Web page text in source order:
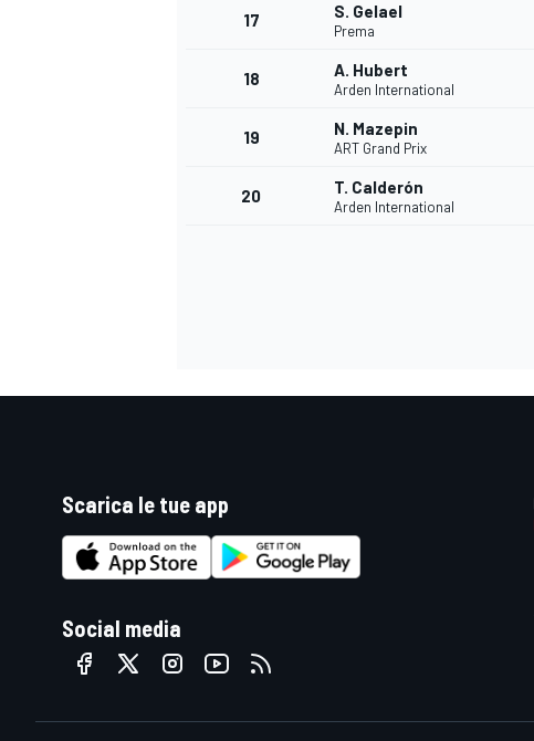
ENDURANCE/GT
17 S. Gelael
Prema
18 A. Hubert
Arden International
19 N. Mazepin
ART Grand Prix
20 T. Calderón
Arden International
Scarica le tue app
Social media